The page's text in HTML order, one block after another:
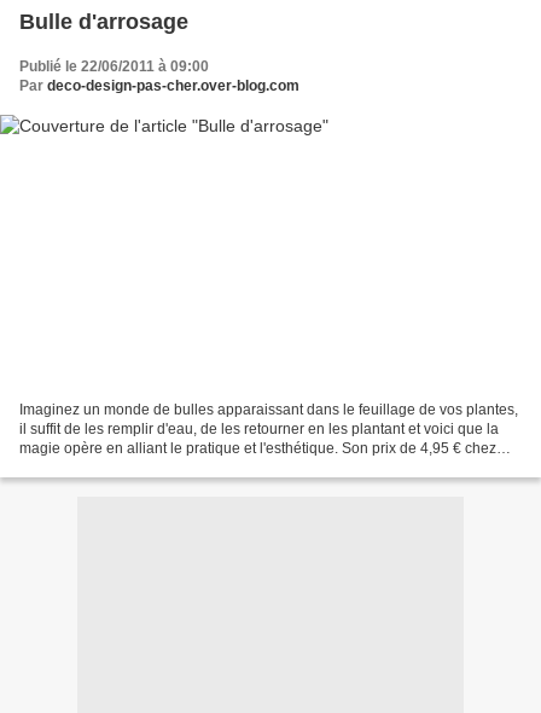
Bulle d'arrosage
Publié le 22/06/2011 à 09:00
Par deco-design-pas-cher.over-blog.com
Imaginez un monde de bulles apparaissant dans le feuillage de vos plantes,
il suffit de les remplir d'eau, de les retourner en les plantant et voici que la
magie opère en alliant le pratique et l'esthétique. Son prix de 4,95 € chez